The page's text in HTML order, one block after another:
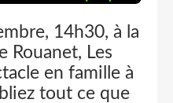
14h30, à la
Rouanet, Les
en famille à
tout ce que